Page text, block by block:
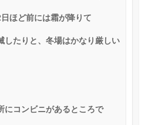
日ほど前には霜が降りて
したりと、冬場はかなり厳しい
にコンビニがあるところで